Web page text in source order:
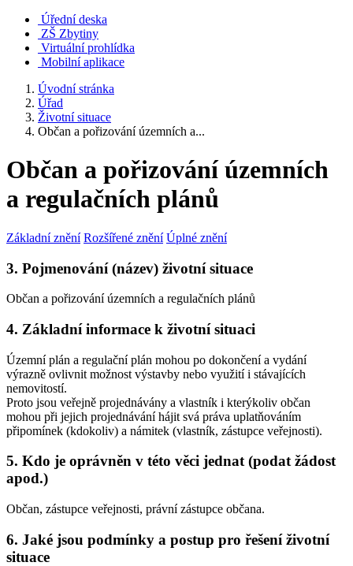
Úřední deska
ZŠ Zbytiny
Virtuální prohlídka
Mobilní aplikace
Úvodní stránka
Úřad
Životní situace
Občan a pořizování územních a...
Občan a pořizování územních
a regulačních plánů
Základní znění Rozšířené znění Úplné znění
3. Pojmenování (název) životní situace
Občan a pořizování územních a regulačních plánů
4. Základní informace k životní situaci
Územní plán a regulační plán mohou po dokončení a vydání
výrazně ovlivnit možnost výstavby nebo využití i stávajících
nemovitostí.
Proto jsou veřejně projednávány a vlastník i kterýkoliv občan
mohou při jejich projednávání hájit svá práva uplatňováním
připomínek (kdokoliv) a námitek (vlastník, zástupce veřejnosti).
5. Kdo je oprávněn v této věci jednat (podat žádost
apod.)
Občan, zástupce veřejnosti, právní zástupce občana.
6. Jaké jsou podmínky a postup pro řešení životní
situace